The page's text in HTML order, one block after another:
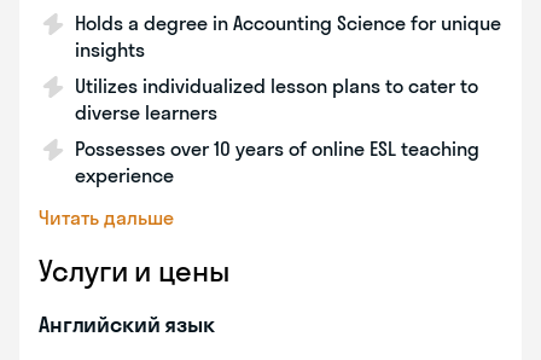
Holds a degree in Accounting Science for unique
insights
Utilizes individualized lesson plans to cater to
diverse learners
Possesses over 10 years of online ESL teaching
experience
Читать дальше
Услуги и цены
Английский язык